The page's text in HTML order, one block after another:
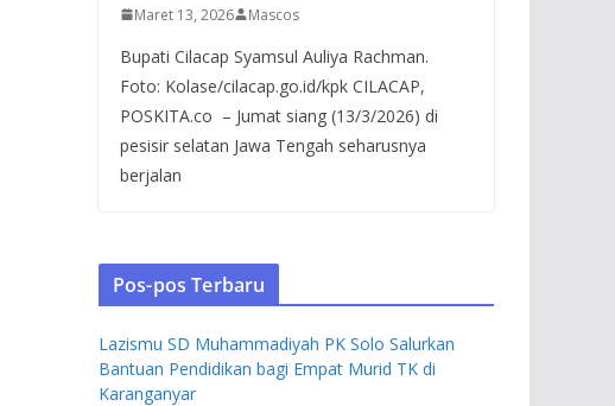
Maret 13, 2026 Mascos
Bupati Cilacap Syamsul Auliya Rachman.
Foto: Kolase/cilacap.go.id/kpk CILACAP,
POSKITA.co – Jumat siang (13/3/2026) di
pesisir selatan Jawa Tengah seharusnya
berjalan
Pos-pos Terbaru
Lazismu SD Muhammadiyah PK Solo Salurkan
Bantuan Pendidikan bagi Empat Murid TK di
Karanganyar